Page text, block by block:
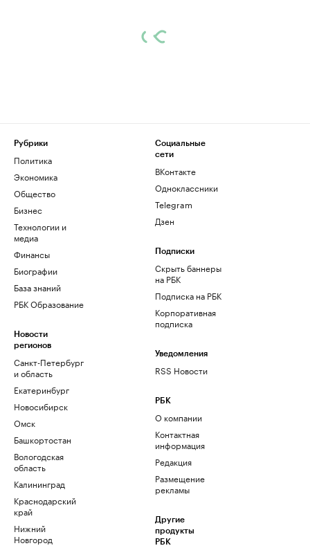
Рубрики
Политика
Экономика
Общество
Бизнес
Технологии и
медиа
Финансы
Биографии
База знаний
РБК Образование
Новости
регионов
Санкт-Петербург
и область
Екатеринбург
Новосибирск
Омск
Башкортостан
Вологодская
область
Калининград
Краснодарский
край
Нижний
Новгород
Социальные
сети
ВКонтакте
Одноклассники
Telegram
Дзен
Подписки
Скрыть баннеры
на РБК
Подписка на РБК
Корпоративная
подписка
Уведомления
RSS Новости
РБК
О компании
Контактная
информация
Редакция
Размещение
рекламы
Другие
продукты
РБК